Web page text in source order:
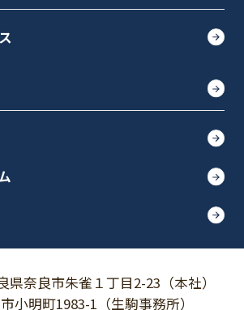
県奈良市朱雀１丁目2-23（本社）
小明町1983-1（生駒事務所）